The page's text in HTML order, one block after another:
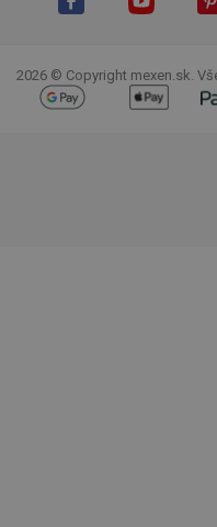
2026 © Copyright mexen.sk.